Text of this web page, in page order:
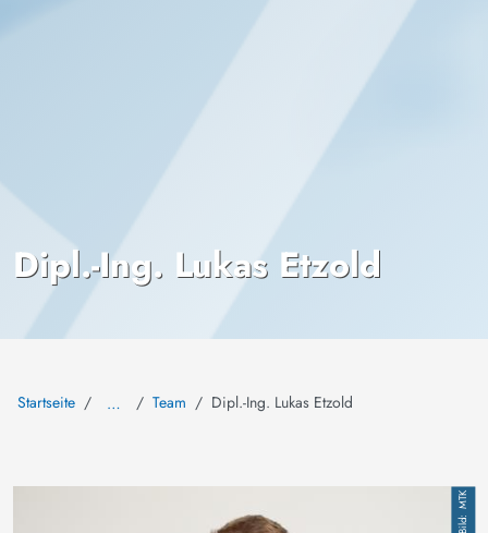
Dipl.-Ing. Lukas Etzold
Startseite … Team Dipl.-Ing. Lukas Etzold
MTK